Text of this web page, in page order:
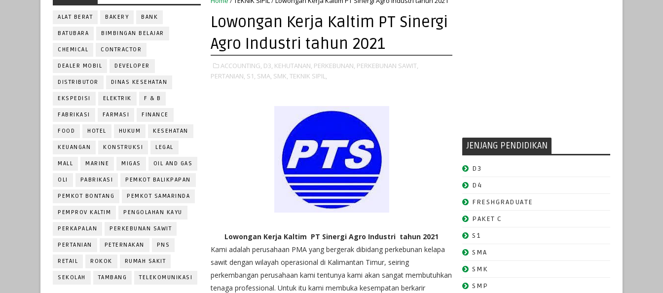
ALAT BERAT BAKERY BANK
BATUBARA BIMBINGAN BELAJAR
CHEMICAL CONTRACTOR
DEALER MOBIL DEVELOPER
DISTRIBUTOR DINAS KESEHATAN
EKSPEDISI ELEKTRIK F & B
FABRIKASI FARMASI FINANCE
FOOD HOTEL HUKUM KESEHATAN
KEUANGAN KONSTRUKSI LEGAL
MALL MARINE MIGAS OIL AND GAS
OLI PABRIKASI PEMKOT BALIKPAPAN
PEMKOT BONTANG PEMKOT SAMARINDA
PEMPROV KALTIM PENGOLAHAN KAYU
PERKAPALAN PERKEBUNAN SAWIT
PERTANIAN PETERNAKAN PNS
RETAIL ROKOK RUMAH SAKIT
SEKOLAH TAMBANG TELEKOMUNIKASI
Lowongan Kerja Kaltim PT Sinergi
Agro Industri tahun 2021
ACCOUNTING, D3, KEHUTANAN, PERKEBUNAN, PERKEBUNAN SAWIT,
PERTANIAN, S1, SMA, SMK, TEKNIK SIPIL,
Lowongan Kerja Kaltim PT Sinergi Agro Industri tahun 2021
Kami adalah perusahaan PMA yang bergerak dibidang perkebunan kelapa
sawit dengan wilayah operasional di Kalimantan Timur, seiring
perkembangan perusahaan kami tentunya kami akan sangat membutuhkan
tenaga professional. Untuk itu kami membuka kesempatan berkarir
JENJANG PENDIDIKAN
D3
D4
FRESHGRADUATE
PAKET C
S1
SMA
SMK
SMP